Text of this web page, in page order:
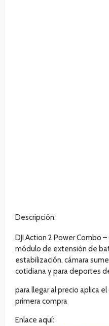
Descripción:
DJI Action 2 Power Combo
módulo de extensión de
estabilización, cámara
cotidiana y para deportes
para llegar al precio aplica
primera compra
Enlace aquí: